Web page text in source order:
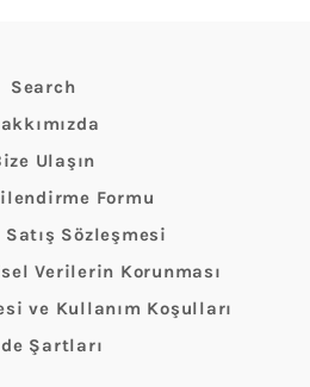
Search
Ulaşın
Formu
Sözleşmesi
Verilerin Korunması
ve Kullanım Koşulları
Şartları